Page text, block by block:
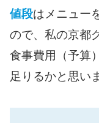
値段はメニュー
ので、私の京都
食事費用（予算
足りるかと思い